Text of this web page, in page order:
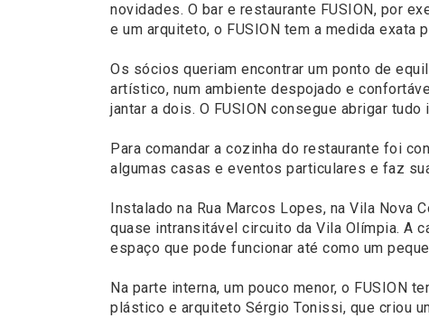
novidades. O bar e restaurante FUSION, por
e um arquiteto, o FUSION tem a medida exata
Os sócios queriam encontrar um ponto de
artístico, num ambiente despojado e
jantar a dois. O FUSION consegue abrigar tudo
Para comandar a cozinha do restaurante foi
algumas casas e eventos particulares e faz
Instalado na Rua Marcos Lopes, na Vila Nova
quase intransitável circuito da Vila Olímpia. A
espaço que pode funcionar até como um
Na parte interna, um pouco menor, o FUSION
plástico e arquiteto Sérgio Tonissi, que criou